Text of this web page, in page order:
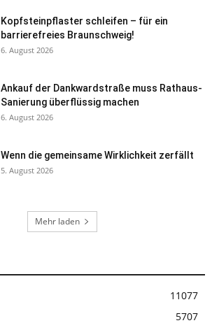
Kopfsteinpflaster schleifen – für ein
barrierefreies Braunschweig!
6. August 2026
Ankauf der Dankwardstraße muss Rathaus-
Sanierung überflüssig machen
6. August 2026
Wenn die gemeinsame Wirklichkeit zerfällt
5. August 2026
Mehr laden
11077
5707